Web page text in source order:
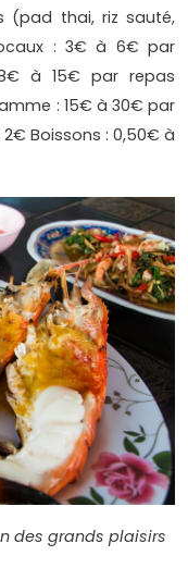
(pad thai, riz sauté,
: 3€ à 6€ par
à 15€ par repas
: 15€ à 30€ par
Boissons : 0,50€ à
des grands plaisirs